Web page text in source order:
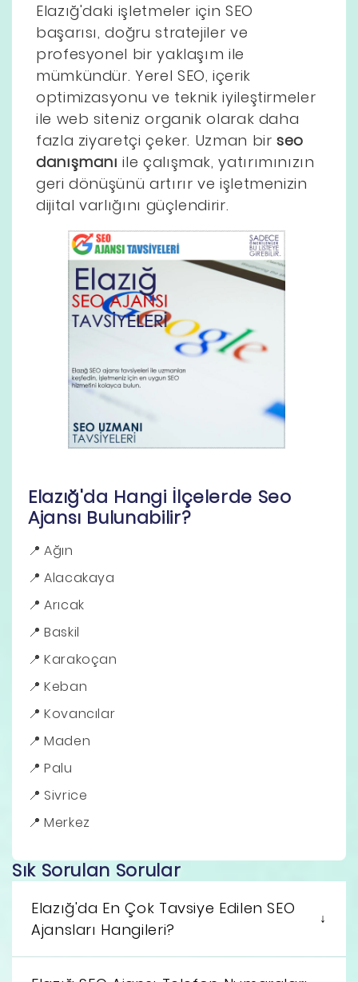
Elazığ'daki işletmeler için SEO
başarısı, doğru stratejiler ve
profesyonel bir yaklaşım ile
mümkündür. Yerel SEO, içerik
optimizasyonu ve teknik iyileştirmeler
ile web siteniz organik olarak daha
fazla ziyaretçi çeker. Uzman birseo
danışmanı ile çalışmak, yatırımınızın
geri dönüşünü artırır ve işletmenizin
dijital varlığını güçlendirir.
Elazığ'da Hangi İlçelerde Seo
Ajansı Bulunabilir?
Ağın
Alacakaya
Arıcak
Baskil
Karakoçan
Keban
Kovancılar
Maden
Palu
Sivrice
Merkez
Sık Sorulan Sorular
Elazığ'da En Çok Tavsiye Edilen SEO
Ajansları Hangileri?